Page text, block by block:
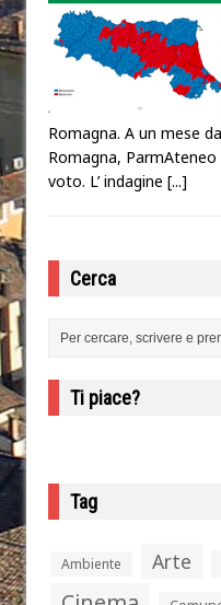
Romagna. A un mese
Romagna, ParmAteneo
voto. L’ indagine [...]
Cerca
Ti piace?
Tag
Ambiente Arte